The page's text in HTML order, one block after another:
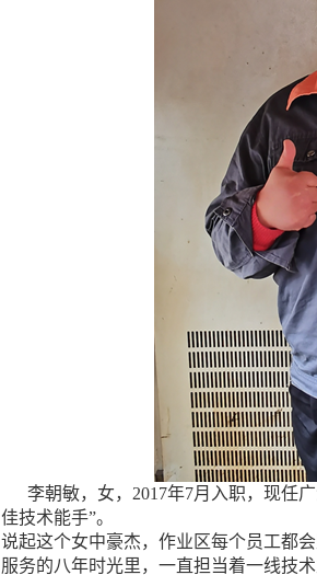
李朝敏，女，2017年7月入职，现任广
佳技术能手”。
说起这个女中豪杰，作业区每个员工都
服务的八年时光里，一直担当着一线技